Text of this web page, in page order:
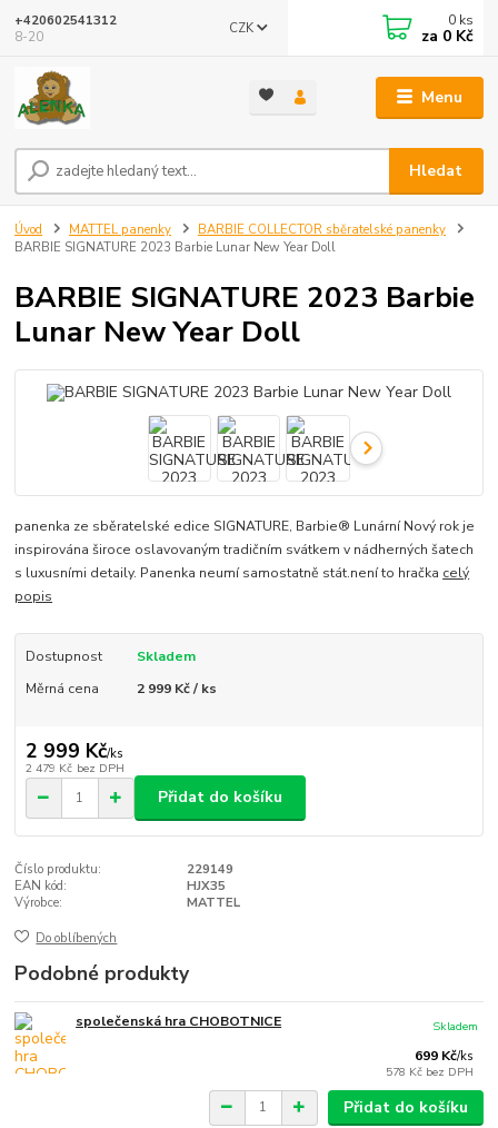
Menu
CZK
Hledat
+420602541312
8-20
0 ks
za 0 Kč
Úvod MATTEL panenky
BARBIE COLLECTOR sběratelské panenky
BARBIE SIGNATURE 2023 Barbie Lunar New Year Doll
BARBIE SIGNATURE 2023 Barbie
Lunar New Year Doll
panenka ze sběratelské edice SIGNATURE, Barbie® Lunární Nový rok je
inspirována široce oslavovaným tradičním svátkem v nádherných šatech
s luxusními detaily. Panenka neumí samostatně stát.není to hračka celý
popis
Dostupnost
Skladem
Měrná cena
2 999 Kč / ks
2 999 Kč/ks
2 479 Kč bez DPH
Přidat do košíku
Číslo produktu:
229149
EAN kód:
HJX35
Výrobce:
MATTEL
Do oblíbených
Podobné produkty
společenská hra CHOBOTNICE
699 Kč/ks
578 Kč bez DPH
Skladem
Přidat do košíku